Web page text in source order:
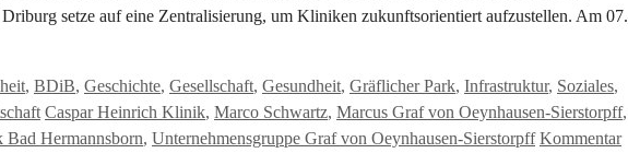
setze auf eine Zentralisierung, um Kliniken zukunftsorientiert aufzustellen. Am 07.
, BDiB, Geschichte, Gesellschaft, Gesundheit, Gräflicher Park, Infrastruktur, Soziales,
Schlagwörter
Caspar Heinrich Klinik, Marco Schwartz, Marcus Graf von Oeynhausen-Sierstorpff,
Hermannsborn, Unternehmensgruppe Graf von Oeynhausen-Sierstorpff Kommentar